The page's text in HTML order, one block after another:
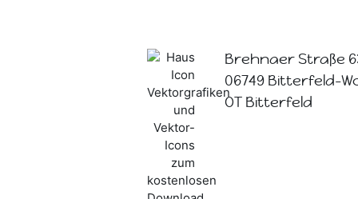
Brehnaer Straße
06749 Bitterfeld-
OT Bitterfeld